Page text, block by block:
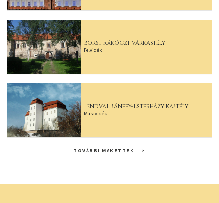
Borsi Rákóczi-várkastély
Felvidék
Lendvai Bánffy-Esterházy kastély
Muravidék
TOVÁBBI MAKETTEK